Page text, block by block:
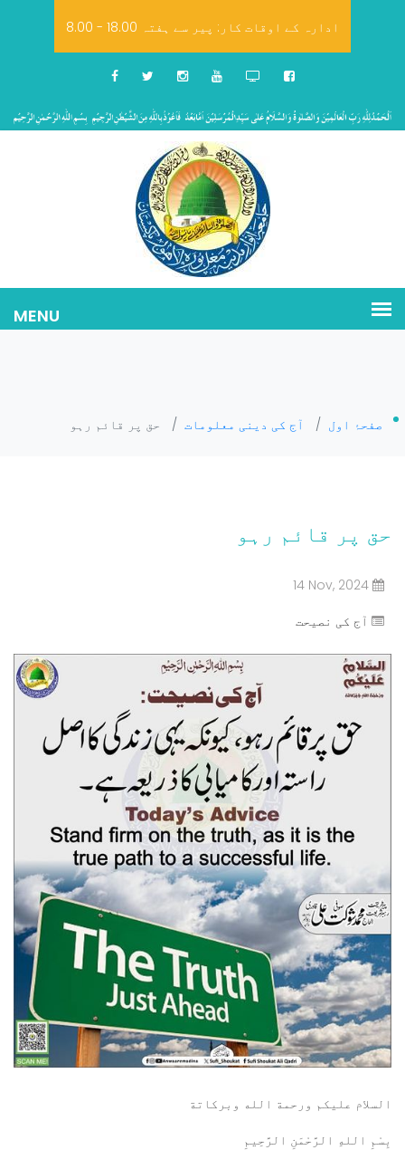
8.00 - 18.00 ادارہ کے اوقات کار: پیر سے ہفتہ
صفحۂ اول / آج کی دینی معلومات / حق پر قائم رہو
حق پر قائم رہو
14 Nov, 2024
آج کی نصیحت
السلام عليكم ورحمة الله وبركاتة
بِسْمِ اللهِ الرَّحْمَنِ الرَّحِيمِ